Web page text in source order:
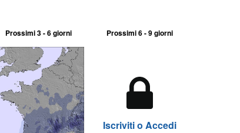
Prossimi 3 - 6 giorni Prossimi 6 - 9 giorni
Iscriviti o Accedi